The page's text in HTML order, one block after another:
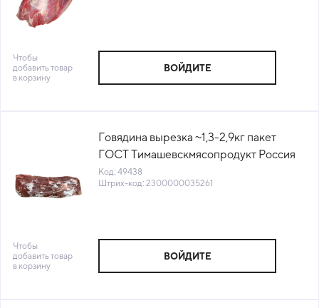
Чтобы
добавить товар
в корзину
ВОЙДИТЕ
Говядина вырезка ~1,3-2,9кг пакет
ГОСТ Тимашевскмясопродукт Россия
(305) (КОД 49438) (-18°С)
Код: 49438
Штрих-код: 2300000035261
Чтобы
добавить товар
в корзину
ВОЙДИТЕ